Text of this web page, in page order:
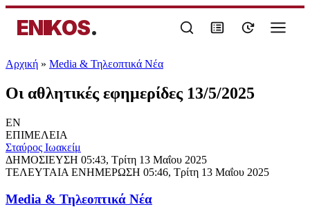
ENIKOS.
Αρχική » Media & Τηλεοπτικά Νέα
Οι αθλητικές εφημερίδες 13/5/2025
EN
ΕΠΙΜΕΛΕΙΑ
Σταύρος Ιωακείμ
ΔΗΜΟΣΙΕΥΣΗ 05:43, Τρίτη 13 Μαΐου 2025
ΤΕΛΕΥΤΑΙΑ ΕΝΗΜΕΡΩΣΗ 05:46, Τρίτη 13 Μαΐου 2025
Media & Τηλεοπτικά Νέα